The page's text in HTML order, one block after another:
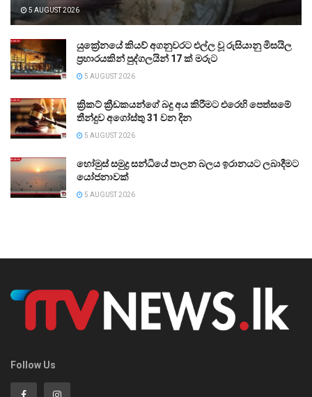
5 AUGUST 2026
යුක්‍රේනයේ කියව් අගනුවරට එල්ල වූ රුසියානු මිසයිල
ප්‍රහාරයකින් පුද්ගලයින් 17 ක් මරුට
5 AUGUST 2026
ක්‍රිකට් ක්‍රීඩකයන්ගේ බදු අය කිරීමට එරෙහි පෙත්සමේ
තීන්දුව අගෝස්තු 31 වන දින
5 AUGUST 2026
හෝමුස් සමුද්‍ර සන්ධියේ පාලන බලය ඉරානයට ලබාදීමට
යෝජනාවක්
5 AUGUST 2026
Follow Us